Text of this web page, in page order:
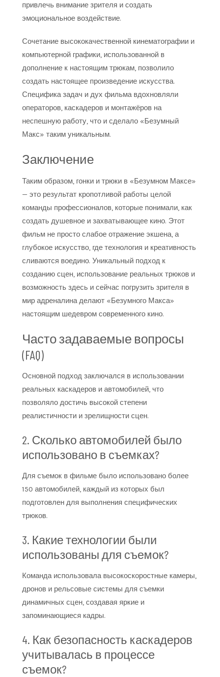
привлечь внимание зрителя и создать
эмоциональное воздействие.
Сочетание высококачественной кинематографии и
компьютерной графики, использованной в
дополнение к настоящим трюкам, позволило
создать настоящее произведение искусства.
Специфика задач и дух фильма вдохновляли
операторов, каскадеров и монтажёров на
неспешную работу, что и сделало «Безумный
Макс» таким уникальным.
Заключение
Таким образом, гонки и трюки в «Безумном Максе»
— это результат кропотливой работы целой
команды профессионалов, которые понимали, как
создать душевное и захватывающее кино. Этот
фильм не просто слабое отражение экшена, а
глубокое искусство, где технология и креативность
сливаются воедино. Уникальный подход к
созданию сцен, использование реальных трюков и
возможность здесь и сейчас погрузить зрителя в
мир адреналина делают «Безумного Макса»
настоящим шедевром современного кино.
Часто задаваемые вопросы
(FAQ)
Основной подход заключался в использовании
реальных каскадеров и автомобилей, что
позволяло достичь высокой степени
реалистичности и зрелищности сцен.
2. Сколько автомобилей было
использовано в съемках?
Для съемок в фильме было использовано более
150 автомобилей, каждый из которых был
подготовлен для выполнения специфических
трюков.
3. Какие технологии были
использованы для съемок?
Команда использовала высокоскоростные камеры,
дронов и рельсовые системы для съемки
динамичных сцен, создавая яркие и
запоминающиеся кадры.
4. Как безопасность каскадеров
учитывалась в процессе
съемок?